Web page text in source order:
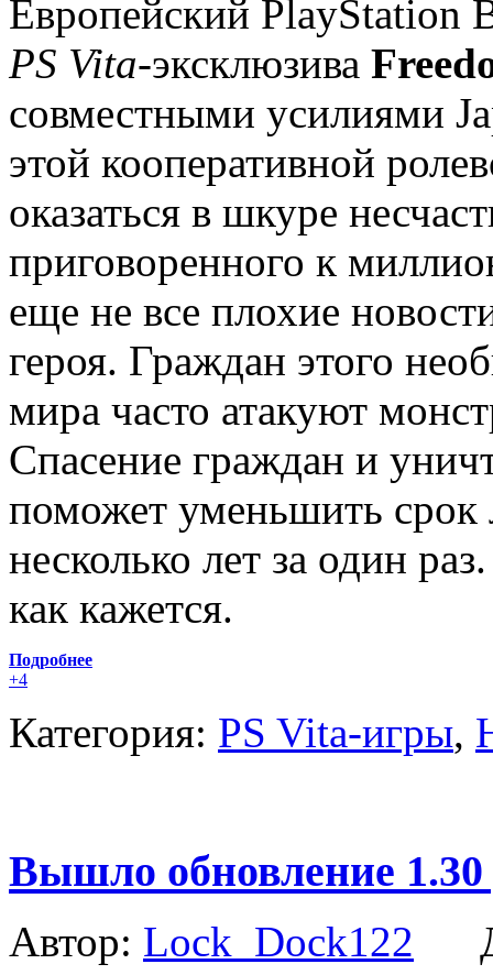
Европейский PlayStation
PS Vita-эксклюзива
совместными усилиями
этой кооперативной
оказаться в шкуре
приговоренного к
еще не все плохие
героя. Граждан этого
мира часто атакуют
Спасение граждан и
поможет уменьшить
несколько лет за один
как кажется.
Подробнее
+4
Категория: PS Vita-игры,
Вышло обновление
Автор: Lock_Dock122